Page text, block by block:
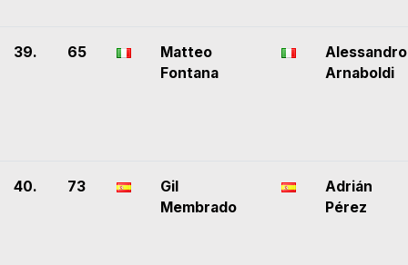
39. 65
Matteo
Fontana
Alessandro
Arnaboldi
40. 73
Gil
Membrado
Adrián
Pérez